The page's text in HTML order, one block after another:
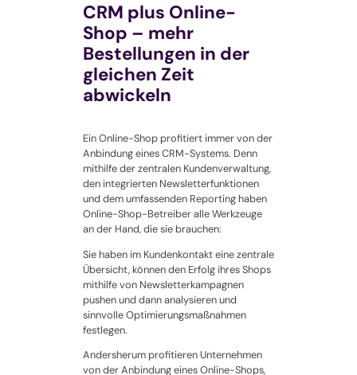
CRM plus Online-
Shop – mehr
Bestellungen in der
gleichen Zeit
abwickeln
Ein Online-Shop profitiert immer von der
Anbindung eines CRM-Systems. Denn
mithilfe der zentralen Kundenverwaltung,
den integrierten Newsletterfunktionen
und dem umfassenden Reporting haben
Online-Shop-Betreiber alle Werkzeuge
an der Hand, die sie brauchen:
Sie haben im Kundenkontakt eine zentrale
Übersicht, können den Erfolg ihres Shops
mithilfe von Newsletterkampagnen
pushen und dann analysieren und
sinnvolle Optimierungsmaßnahmen
festlegen.
Andersherum profitieren Unternehmen
von der Anbindung eines Online-Shops,